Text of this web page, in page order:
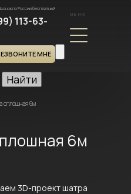
по России бесплатный
113-63-
МНЕ
МЕНЮ
Найти
сплошная 6м
6м
3D-проект шатра